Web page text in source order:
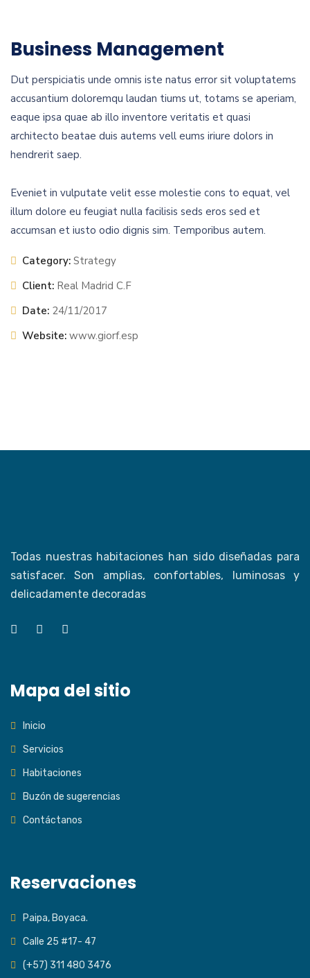
Business Management
Dut perspiciatis unde omnis iste natus error sit voluptatems
accusantium doloremqu laudan tiums ut, totams se aperiam,
eaque ipsa quae ab illo inventore veritatis et quasi
architecto beatae duis autems vell eums iriure dolors in
hendrerit saep.
Eveniet in vulputate velit esse molestie cons to equat, vel
illum dolore eu feugiat nulla facilisis seds eros sed et
accumsan et iusto odio dignis sim. Temporibus autem.
Category: Strategy
Client: Real Madrid C.F
Date: 24/11/2017
Website: www.giorf.esp
Todas nuestras habitaciones han sido diseñadas para
satisfacer. Son amplias, confortables, luminosas y
delicadamente decoradas
Mapa del sitio
Inicio
Servicios
Habitaciones
Buzón de sugerencias
Contáctanos
Reservaciones
Paipa, Boyaca.
Calle 25 #17- 47
(+57) 311 480 3476